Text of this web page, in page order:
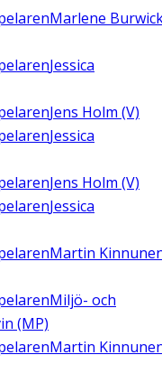
Marlene
Jessica
Jens Holm (V)
Jessica
Jens Holm (V)
Jessica
Martin
Miljö- och
(MP)
Martin